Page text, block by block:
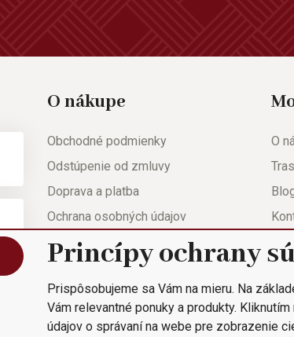
O nákupe
Obchodné podmienky
Odstúpenie od zmluvy
Doprava a platba
Ochrana osobných údajov
Nápoveda
Reklamačný list
Rýchla objednávka
O
Princípy ochrany
Prispôsobujeme sa Vám na mieru. Na
Vám relevantné ponuky a produkty.
údajov o správaní na webe pre zobrazenie